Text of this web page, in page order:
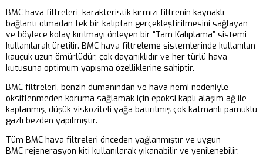
BMC hava filtreleri, karakteristik kırmızı filtrenin kaynaklı
bağlantı olmadan tek bir kalıptan gerçekleştirilmesini sağlayan
ve böylece kolay kırılmayı önleyen bir “Tam Kalıplama” sistemi
kullanılarak üretilir. BMC hava filtreleme sistemlerinde kullanılan
kauçuk uzun ömürlüdür, çok dayanıklıdır ve her türlü hava
kutusuna optimum yapışma özelliklerine sahiptir.
BMC filtreleri, benzin dumanından ve hava nemi nedeniyle
oksitlenmeden koruma sağlamak için epoksi kaplı alaşım ağ ile
kaplanmış, düşük viskoziteli yağa batırılmış çok katmanlı pamuklu
gazlı bezden yapılmıştır.
Tüm BMC hava filtreleri önceden yağlanmıştır ve uygun
BMC rejenerasyon kiti kullanılarak yıkanabilir ve yenilenebilir.